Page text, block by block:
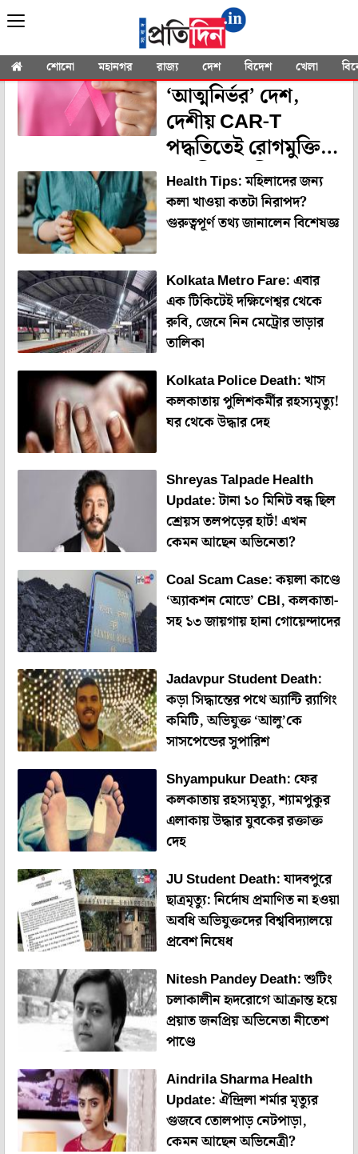
শোনো মহানগর রাজ্য দেশ বিদেশ খেলা
YOU SEARCHED FOR"health care"
ক্যানসারের বিরুদ্ধে
‘আত্মনির্ভর’ দেশ,
দেশীয় CAR-T
পদ্ধতিতেই রোগমুক্তি
ভারতীয় রোগীর
Health Tips: মহিলাদের জন্য
কলা খাওয়া কতটা নিরাপদ?
গুরুত্বপূর্ণ তথ্য জানালেন বিশেষজ্ঞ
Kolkata Metro Fare: এবার
এক টিকিটেই দক্ষিণেশ্বর থেকে
রুবি, জেনে নিন মেট্রোর ভাড়ার
তালিকা
Kolkata Police Death: খাস
কলকাতায় পুলিশকর্মীর রহস্যমৃত্যু!
ঘর থেকে উদ্ধার দেহ
Shreyas Talpade Health
Update: টানা ১০ মিনিট বন্ধ ছিল
শ্রেয়স তলপড়ের হার্ট! এখন
কেমন আছেন অভিনেতা?
Coal Scam Case: কয়লা কাণ্ডে
‘অ্যাকশন মোডে’ CBI, কলকাতা-
সহ ১৩ জায়গায় হানা গোয়েন্দাদের
Jadavpur Student Death:
কড়া সিদ্ধান্তের পথে অ্যান্টি র‌্যাগিং
কমিটি, অভিযুক্ত ‘আলু’কে
সাসপেন্ডের সুপারিশ
Shyampukur Death: ফের
কলকাতায় রহস্যমৃত্যু, শ্যামপুকুর
এলাকায় উদ্ধার যুবকের রক্তাক্ত
দেহ
JU Student Death: যাদবপুরে
ছাত্রমৃত্যু: নির্দোষ প্রমাণিত না হওয়া
অবধি অভিযুক্তদের বিশ্ববিদ্যালয়ে
প্রবেশ নিষেধ
Nitesh Pandey Death: শুটিং
চলাকালীন হৃদরোগে আক্রান্ত হয়ে
প্রয়াত জনপ্রিয় অভিনেতা নীতেশ
পাণ্ডে
Aindrila Sharma Health
Update: ঐন্দ্রিলা শর্মার মৃত্যুর
গুজবে তোলপাড় নেটপাড়া,
কেমন আছেন অভিনেত্রী?